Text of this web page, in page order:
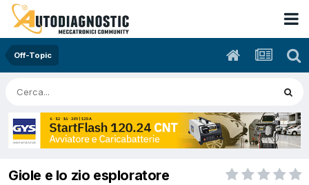
Off-Topic
Giole e lo zio esploratore